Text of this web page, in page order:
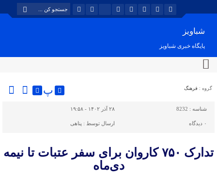
شباویز
پایگاه خبری شباویز
گروه : فرهنگ پ
شناسه : 8232 ۲۸ آذر ۱۴۰۲ - ۱۹:۵۸
۰ دیدگاه ارسال توسط : پناهی
تدارک ۷۵۰ کاروان برای سفر عتبات تا نیمه
دی‌ماه